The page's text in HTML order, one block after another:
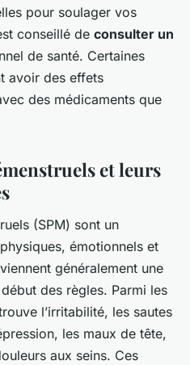
pour soulager vos
conseillé de consulter un
de santé. Certaines
avoir des effets
des médicaments que
et leurs
(SPM) sont un
émotionnels et
généralement une
des règles. Parmi les
l’irritabilité, les sautes
les maux de tête,
aux seins. Ces